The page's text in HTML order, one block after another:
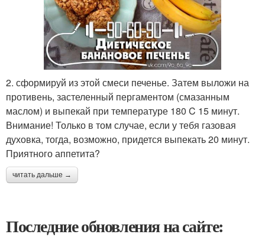
2. сформируй из этой смеси печенье. Затем выложи на
противень, застеленный пергаментом (смазанным
маслом) и выпекай при температуре 180 C 15 минут.
Внимание! Только в том случае, если у тебя газовая
духовка, тогда, возможно, придется выпекать 20 минут.
Приятного аппетита?
читать дальше →
Последние обновления на сайте: